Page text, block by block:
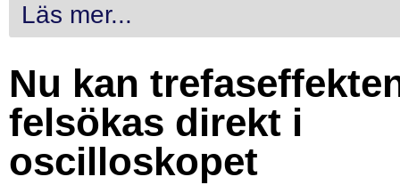
Läs mer...
Nu kan
felsökas direkt i
oscilloskopet